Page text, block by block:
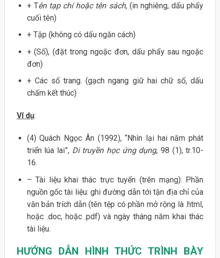
+ Tên tạp chí hoặc tên sách, (in nghiêng, dấu phẩy
cuối tên)
+ Tập (không có dấu ngăn cách)
+ (Số), (đặt trong ngoặc đơn, dấu phẩy sau ngoặc
đơn)
+ Các số trang. (gạch ngang giữ hai chữ số, dấu
chấm kết thúc)
Ví dụ:
(4) Quách Ngọc Ân (1992), “Nhìn lại hai năm phát
triển lúa lai”, Di truyền học ứng dụng, 98 (1), tr.10-
16.
– Tài liệu khai thác trực tuyến (trên mạng): Phần
nguồn gốc tài liệu: ghi đường dẫn tới tận địa chỉ của
văn bản trích dẫn (tên tệp có phần mở rộng là .html,
hoặc .doc, hoặc .pdf) và ngày tháng năm khai thác
tài liệu.
HƯỚNG DẪN HÌNH THỨC TRÌNH BÀY